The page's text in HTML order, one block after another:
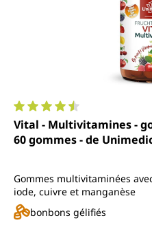
Note moyenne de 4.6 sur
Vital - Multivitamines -
60 gommes - de
Gommes multivitaminées
iode, cuivre et manganèse
bonbons gélifiés